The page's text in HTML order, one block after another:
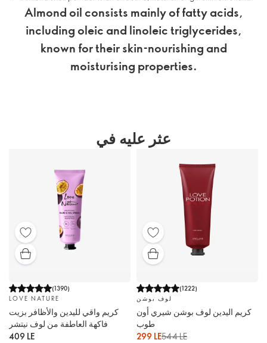
Almond oil consists mainly of fatty acids,
including oleic and linoleic triglycerides,
known for their skin-nourishing and
moisturising properties.
عثر عليه في
(1390)
LOVE NATURE
كريم واقي لليدين والأظافر بزيت
فاكهة العاطفة من لوف نيتشر
409 LE
(1222)
لوف بوشن
كريم اليدين لوف بوشن شيري أون
طوب
299 LE544 LE